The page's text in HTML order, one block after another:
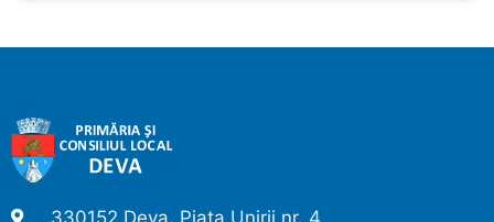
330152 Deva, Piața Unirii nr. 4